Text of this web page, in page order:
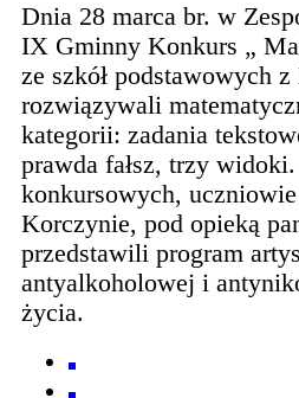
Dnia 28 marca br. w
IX Gminny Konkurs „
ze szkół podstawowych
rozwiązywali
kategorii: zadania
prawda fałsz, trzy
konkursowych,
Korczynie, pod opieką
przedstawili program
antyalkoholowej i
życia.